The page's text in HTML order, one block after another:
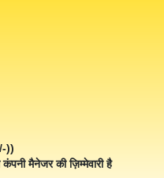
))
मैनेजर की ज़िम्मेवारी है